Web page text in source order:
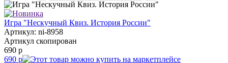
Игра "Нескучный Квиз. История России"
Артикул: ni-8958
Артикул скопирован
690 р
690 р